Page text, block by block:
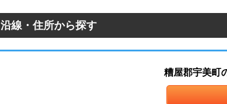
沿線・住所から探す
糟屋郡宇美町